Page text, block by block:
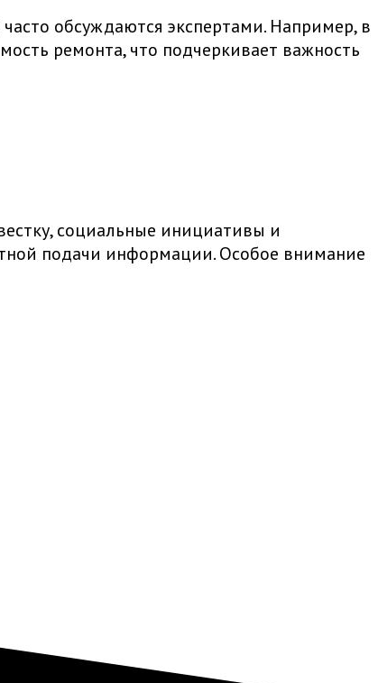
обсуждаются экспертами. Например, в
ремонта, что подчеркивает важность
социальные инициативы и
подачи информации. Особое внимание